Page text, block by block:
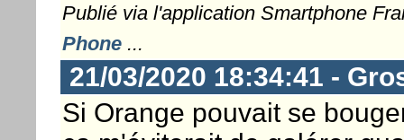
Publié via l'application Smartphone
Phone ...
21/03/2020 18:34:41 -
Si Orange pouvait se